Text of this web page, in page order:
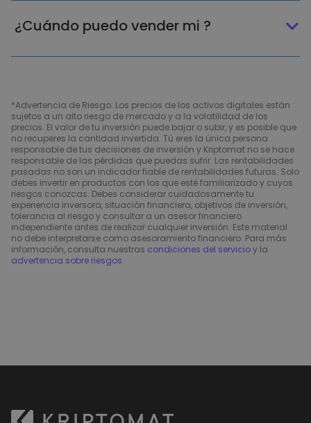
¿Cuándo puedo vender mi ?
*Advertencia de Riesgo: Los precios de los activos digitales están
sujetos a un alto riesgo de mercado y a la volatilidad de los
precios. El valor de tu inversión puede bajar o subir, y es posible que
no recuperes la cantidad invertida. Tú eres la única persona
responsable de tus decisiones de inversión y Kriptomat no se hace
responsable de las pérdidas que puedas sufrir. Las rentabilidades
pasadas no son un indicador fiable de rentabilidades futuras. Solo
debes invertir en productos con los que esté familiarizado y cuyos
riesgos conozcas. Debes considerar cuidadosamente tu
experiencia inversora, situación financiera, objetivos de inversión,
tolerancia al riesgo y consultar a un asesor financiero
independiente antes de realizar cualquier inversión. Este material
no debe interpretarse como asesoramiento financiero. Para más
información, consulta nuestras condiciones del servicioy la
advertencia sobre riesgos.